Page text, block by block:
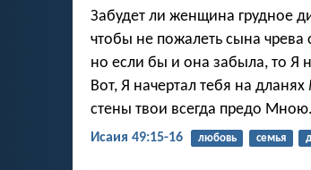
Забудет ли женщина грудное
чтобы не пожалеть сына чрева
но если бы и она забыла, то Я
Вот, Я начертал тебя на дланях
стены твои всегда предо Мною.
Исаия 49:15-16 любовь семья